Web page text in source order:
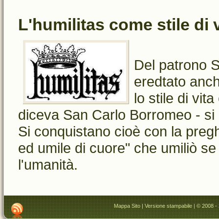
L'humilitas come stile di
Del patrono
eredtato
lo stile di
diceva San Carlo Borromeo -
Si conquistano cioè con la
ed umile di cuore" che umiliò
l'umanità.
Mappa Sito|Versione stampabile| © 2008 -